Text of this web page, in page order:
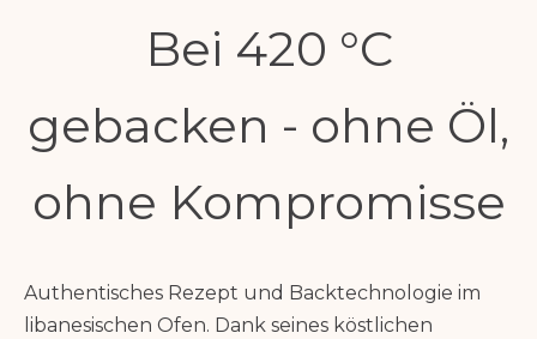
Bei 420 °C
gebacken - ohne Öl,
ohne Kompromisse
Authentisches Rezept und Backtechnologie im
libanesischen Ofen. Dank seines köstlichen